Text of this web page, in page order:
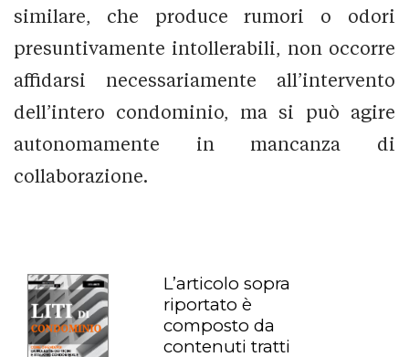
similare, che produce rumori o odori
presuntivamente intollerabili, non occorre
affidarsi necessariamente all’intervento
dell’intero condominio, ma si può agire
autonomamente in mancanza di
collaborazione.
L’articolo sopra
riportato è
composto da
contenuti tratti